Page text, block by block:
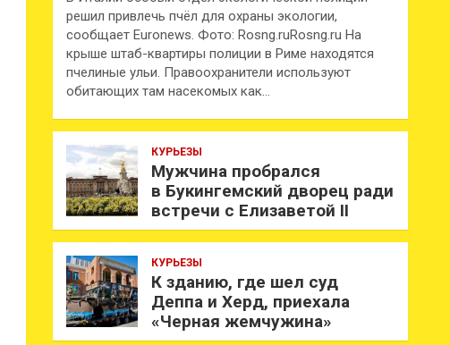
решил привлечь пчёл для охраны экологии,
сообщает Euronews. Фото: Rosng.ruRosng.ru На
крыше штаб-квартиры полиции в Риме находятся
пчелиные ульи. Правоохранители используют
обитающих там насекомых как…
КУРЬЕЗЫ
Мужчина пробрался
в Букингемский дворец ради
встречи с Елизаветой II
КУРЬЕЗЫ
К зданию, где шел суд
Деппа и Херд, приехала
«Черная жемчужина»